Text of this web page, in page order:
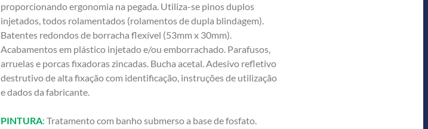
proporcionando ergonomia na pegada. Utiliza-se pinos duplos
injetados, todos rolamentados (rolamentos de dupla blindagem).
Batentes redondos de borracha flexível (53mm x 30mm).
Acabamentos em plástico injetado e/ou emborrachado. Parafusos,
arruelas e porcas fixadoras zincadas. Bucha acetal. Adesivo refletivo
destrutivo de alta fixação com identificação, instruções de utilização
e dados da fabricante.
PINTURA: Tratamento com banho submerso a base de fosfato.